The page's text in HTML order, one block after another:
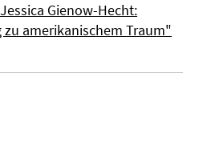
Gienow-Hecht:
amerikanischem Traum"